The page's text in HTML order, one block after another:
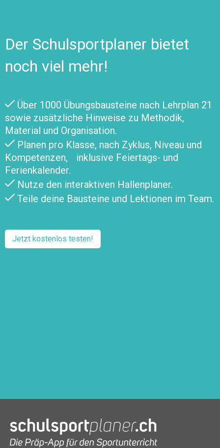
Der Schulsportplaner bietet
noch viel mehr!
Über 1000 Übungsbausteine nach Lehrplan 21
sowie zusätzliche Hinweise zu Methodik,
Material und Organisation.
Planen pro Klasse, nach Zyklus, Niveau und
Kompetenzen, inklusive Feiertags- und
Ferienkalender.
Nutze den interaktiven Hallenplaner.
Teile deine Bausteine und Lektionen im Team.
Jetzt kostenlos testen!